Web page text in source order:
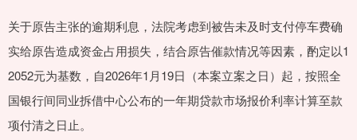
关于原告主张的逾期利息，法院考虑到被告未及时支付停车费确
实给原告造成资金占用损失，结合原告催款情况等因素，酌定以1
2052元为基数，自2026年1月19日（本案立案之日）起，按照全
国银行间同业拆借中心公布的一年期贷款市场报价利率计算至款
项付清之日止。